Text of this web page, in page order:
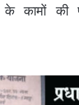
के कामों की